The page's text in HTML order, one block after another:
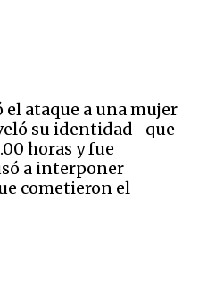
ataque a una mujer
su identidad- que
horas y fue
a interponer
cometieron el